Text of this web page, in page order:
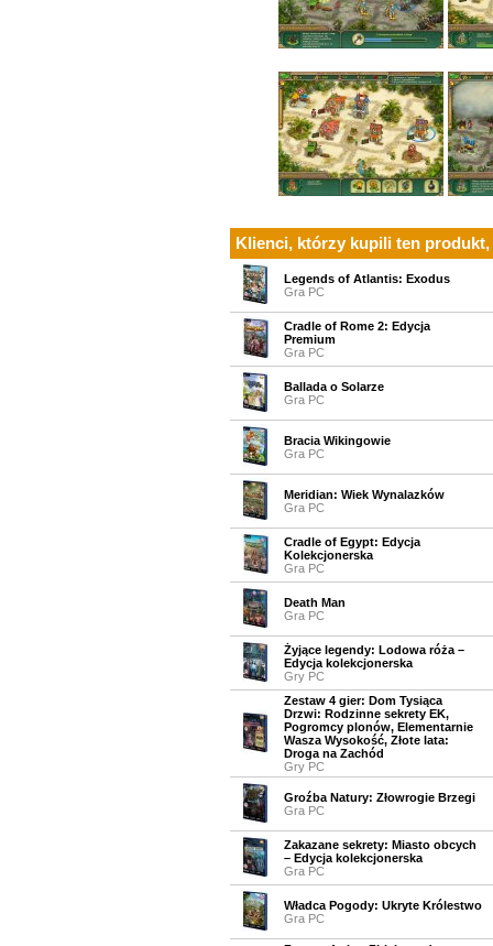
Klienci, którzy kupili ten
Legends of Atlantis: Exodus
Gra PC
Cradle of Rome 2: Edycja
Premium
Gra PC
Ballada o Solarze
Gra PC
Bracia Wikingowie
Gra PC
Meridian: Wiek Wynalazków
Gra PC
Cradle of Egypt: Edycja
Kolekcjonerska
Gra PC
Death Man
Gra PC
Żyjące legendy: Lodowa róża –
Edycja kolekcjonerska
Gry PC
Zestaw 4 gier: Dom Tysiąca
Drzwi: Rodzinne sekrety EK,
Pogromcy plonów, Elementarnie
Wasza Wysokość, Złote lata:
Droga na Zachód
Gry PC
Groźba Natury: Złowrogie Brzegi
Gra PC
Zakazane sekrety: Miasto obcych
– Edycja kolekcjonerska
Gra PC
Władca Pogody: Ukryte Królestwo
Gra PC